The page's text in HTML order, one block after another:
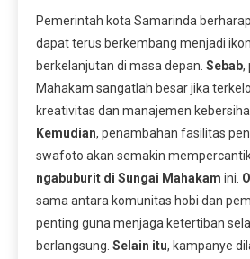
Pemerintah kota Samarinda
dapat terus berkembang menjadi
berkelanjutan di masa depan. Sebab,
Mahakam sangatlah besar jika
kreativitas dan manajemen
Kemudian, penambahan fasilitas
swafoto akan semakin
ngabuburit di Sungai Mahakam ini.
sama antara komunitas hobi dan
penting guna menjaga ketertiban
berlangsung. Selain itu, kampanye